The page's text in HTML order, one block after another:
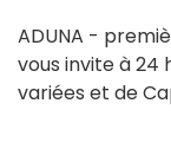
ADUNA -
vous invite à 24
variées et de